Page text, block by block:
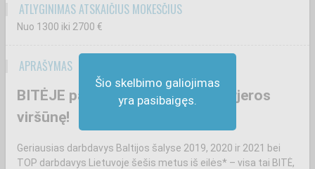
Šio skelbimo galiojimas
yra pasibaigęs.
ATLYGINIMAS ATSKAIČIUS MOKESČIUS
Nuo 1300 iki 2700 €
APRAŠYMAS
BITĖJE palankus vėjas kopti į karjeros
viršūnę!
Geriausias darbdavys Baltijos šalyse 2019, 2020 ir 2021 bei
TOP darbdavys Lietuvoje šešis metus iš eilės* – visa tai BITĖ,